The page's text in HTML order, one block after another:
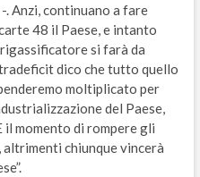
. Anzi, continuano a fare
48 il Paese, e intanto
si farà da
dico che tutto quello
moltiplicato per
del Paese,
il momento di rompere gli
chiunque vincerà